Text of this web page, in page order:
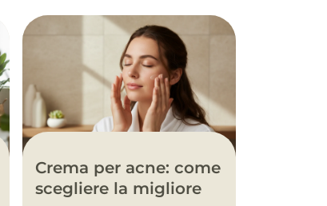
Crema per acne: come
scegliere la migliore